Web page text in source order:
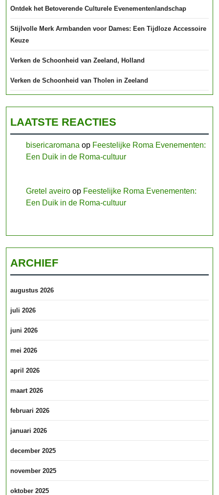
Ontdek het Betoverende Culturele Evenementenlandschap
Stijlvolle Merk Armbanden voor Dames: Een Tijdloze Accessoire
Keuze
Verken de Schoonheid van Zeeland, Holland
Verken de Schoonheid van Tholen in Zeeland
LAATSTE REACTIES
bisericaromana op Feestelijke Roma Evenementen:
Een Duik in de Roma-cultuur
Gretel aveiro op Feestelijke Roma Evenementen:
Een Duik in de Roma-cultuur
ARCHIEF
augustus 2026
juli 2026
juni 2026
mei 2026
april 2026
maart 2026
februari 2026
januari 2026
december 2025
november 2025
oktober 2025